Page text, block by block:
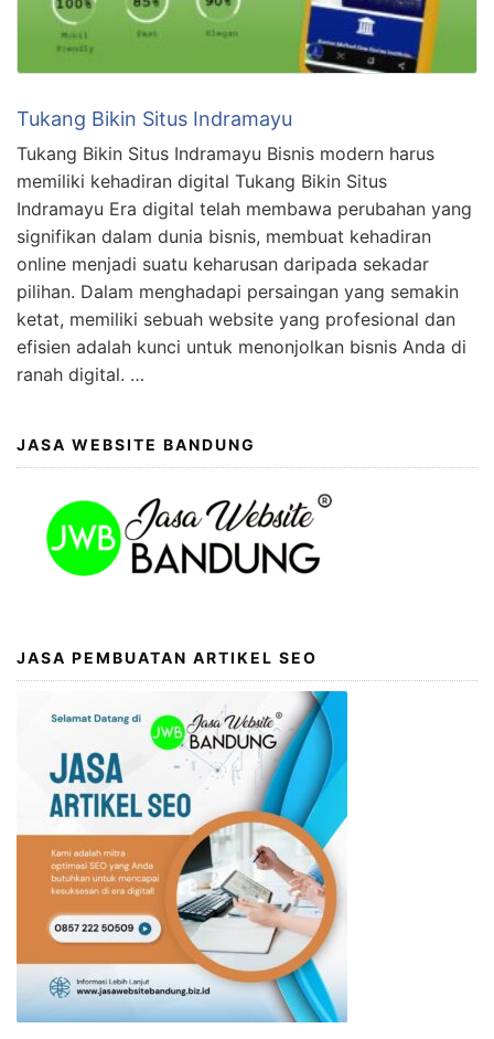
Tukang Bikin Situs Indramayu
Tukang Bikin Situs Indramayu Bisnis modern harus
memiliki kehadiran digital Tukang Bikin Situs
Indramayu Era digital telah membawa perubahan yang
signifikan dalam dunia bisnis, membuat kehadiran
online menjadi suatu keharusan daripada sekadar
pilihan. Dalam menghadapi persaingan yang semakin
ketat, memiliki sebuah website yang profesional dan
efisien adalah kunci untuk menonjolkan bisnis Anda di
ranah digital. …
JASA WEBSITE BANDUNG
JASA PEMBUATAN ARTIKEL SEO